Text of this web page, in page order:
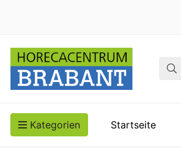
Suche
Kategorien Startseite